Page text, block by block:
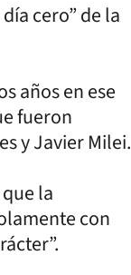
cero” de la
años en ese
fueron
y Javier Milei.
la
con